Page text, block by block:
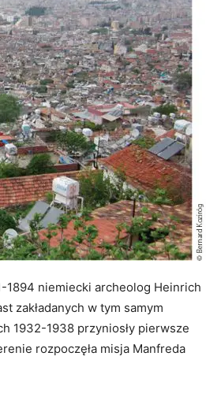
1894 niemiecki archeolog Heinrich
zakładanych w tym samym
1932-1938 przyniosły pierwsze
rozpoczęła misja Manfreda